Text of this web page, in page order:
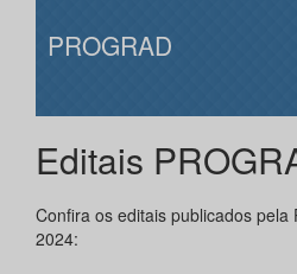
PROGRAD
Editais
Confira os editais publicados pela
2024: